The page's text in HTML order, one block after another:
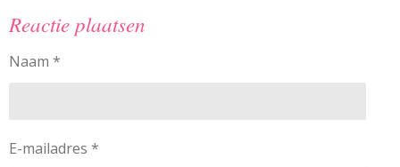
Reactie plaatsen
Naam *
E-mailadres *